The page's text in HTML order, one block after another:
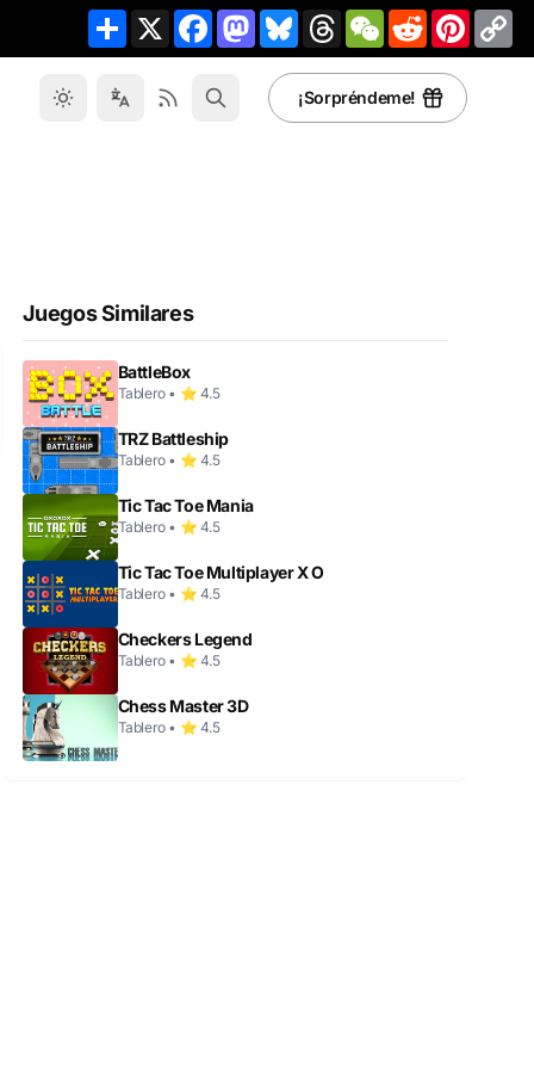
Share X FacebookMastodonBlueskyThreadsWeChatRedditPinterest
¡Sorpréndeme!
Juegos Similares
BattleBox
Tablero • ⭐ 4.5
TRZ Battleship
Tablero • ⭐ 4.5
Tic Tac Toe Mania
Tablero • ⭐ 4.5
Tic Tac Toe Multiplayer X O
Tablero • ⭐ 4.5
Checkers Legend
Tablero • ⭐ 4.5
Chess Master 3D
Tablero • ⭐ 4.5